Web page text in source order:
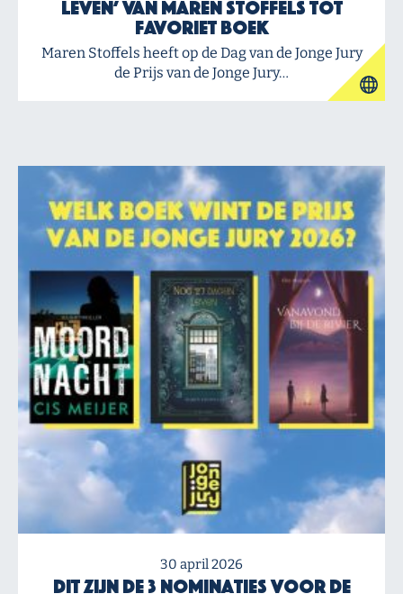
leven’ van Maren Stoffels tot
favoriet boek
Maren Stoffels heeft op de Dag van de Jonge Jury
de Prijs van de Jonge Jury…
30 april 2026
Dit zijn de 3 nominaties voor de